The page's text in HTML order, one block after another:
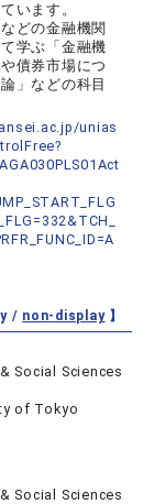
います。
どの金融機関
学ぶ「金融機
債券市場につ
」などの科目
unias
/ non-display】
Social Sciences
of Tokyo
Social Sciences